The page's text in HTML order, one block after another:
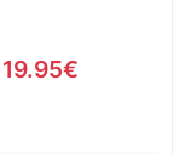
19.95€